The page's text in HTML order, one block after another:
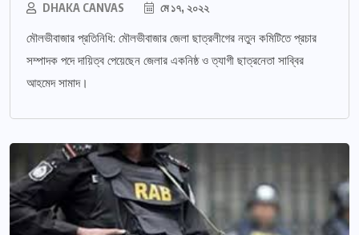
DHAKA CANVAS মে ১৭, ২০২২
মৌলভীবাজার প্রতিনিধি: মৌলভীবাজার জেলা ছাত্রলীগের নতুন কমিটিতে প্রচার
সম্পাদক পদে দায়িত্ব পেয়েছেন জেলার একনিষ্ঠ ও ত্যাগী ছাত্রনেতা সাব্বির
আহমেদ সামাদ।